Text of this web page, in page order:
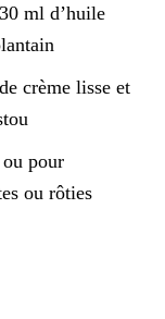
ml d’huile
crème lisse et
pour
ou rôties